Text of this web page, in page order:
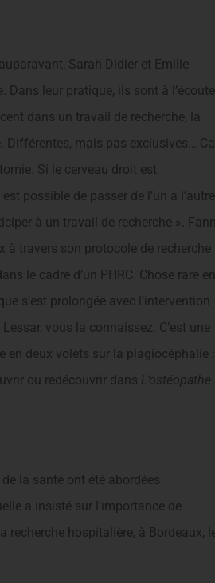
Sarah Didier et Emilie
Dans leur pratique, ils sont à l’écoute
dans un travail de recherche, la
Différentes, mais pas exclusives…
Si le cerveau droit est
possible de passer de l’un à l’autre
à un travail de recherche ».
à travers son protocole de recherche
le cadre d’un PHRC. Chose rare en
s’est prolongée avec l’intervention
vous la connaissez. C’est une
deux volets sur la plagiocéphalie :
ou redécouvrir dans L’ostéopathe
la santé ont été abordées
a insisté sur l’importance de
recherche hospitalière, à Bordeaux,